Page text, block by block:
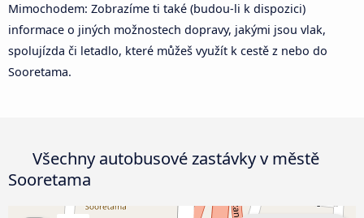
Mimochodem: Zobrazíme ti také (budou-li k dispozici)
informace o jiných možnostech dopravy, jakými jsou vlak,
spolujízda či letadlo, které můžeš využít k cestě z nebo do
Sooretama.
Všechny autobusové zastávky v městě
Sooretama